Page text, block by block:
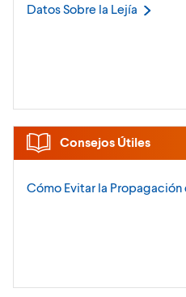
Datos Sobre la Lejía
Consejos Útiles
Cómo Evitar la Propagación